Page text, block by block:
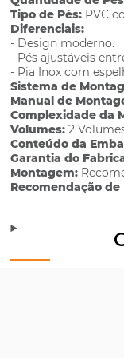
Tipo de Pés: PVC
Diferenciais:
- Design moderno.
- Pés ajustáveis
- Pia Inox com
Sistema de
Manual de
Complexidade da
Volumes: 2
Conteúdo da
Garantia do
Montagem:
Recomendação